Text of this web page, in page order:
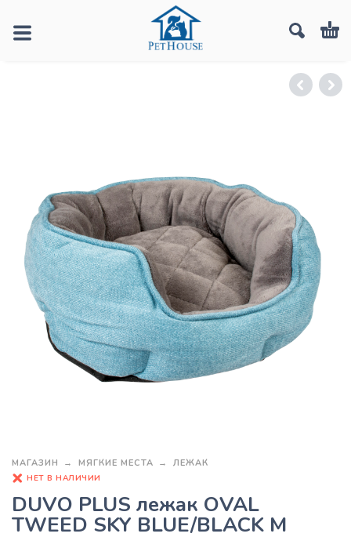
МАГАЗИН МЯГКИЕ МЕСТА ЛЕЖАК
НЕТ В НАЛИЧИИ
DUVO PLUS лежак OVAL
TWEED SKY BLUE/BLACK M